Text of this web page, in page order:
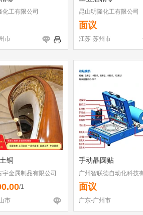
化工有限公司
市
昆山明隆化工有限公司
面议
江苏-苏州市
铜
宇金属制品有限公司
/1
市
手动晶圆贴
广州智联德自动化科技
面议
广东-广州市